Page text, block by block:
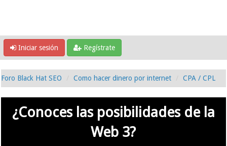
Iniciar sesión Regístrate
Foro Black Hat SEO Como hacer dinero por internet CPA / CPL
¿Conoces las posibilidades de la
Web 3?